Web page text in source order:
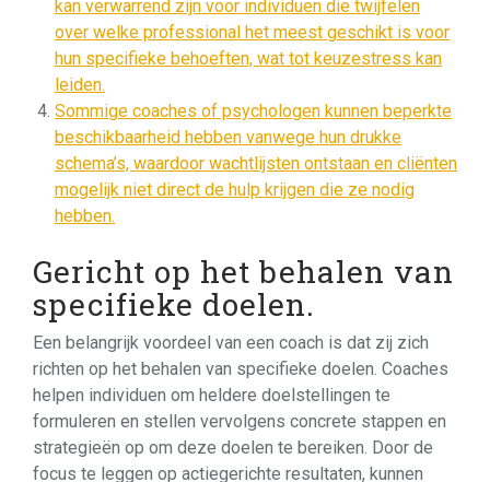
kan verwarrend zijn voor individuen die twijfelen
over welke professional het meest geschikt is voor
hun specifieke behoeften, wat tot keuzestress kan
leiden.
Sommige coaches of psychologen kunnen beperkte
beschikbaarheid hebben vanwege hun drukke
schema’s, waardoor wachtlijsten ontstaan en cliënten
mogelijk niet direct de hulp krijgen die ze nodig
hebben.
Gericht op het behalen van
specifieke doelen.
Een belangrijk voordeel van een coach is dat zij zich
richten op het behalen van specifieke doelen. Coaches
helpen individuen om heldere doelstellingen te
formuleren en stellen vervolgens concrete stappen en
strategieën op om deze doelen te bereiken. Door de
focus te leggen op actiegerichte resultaten, kunnen